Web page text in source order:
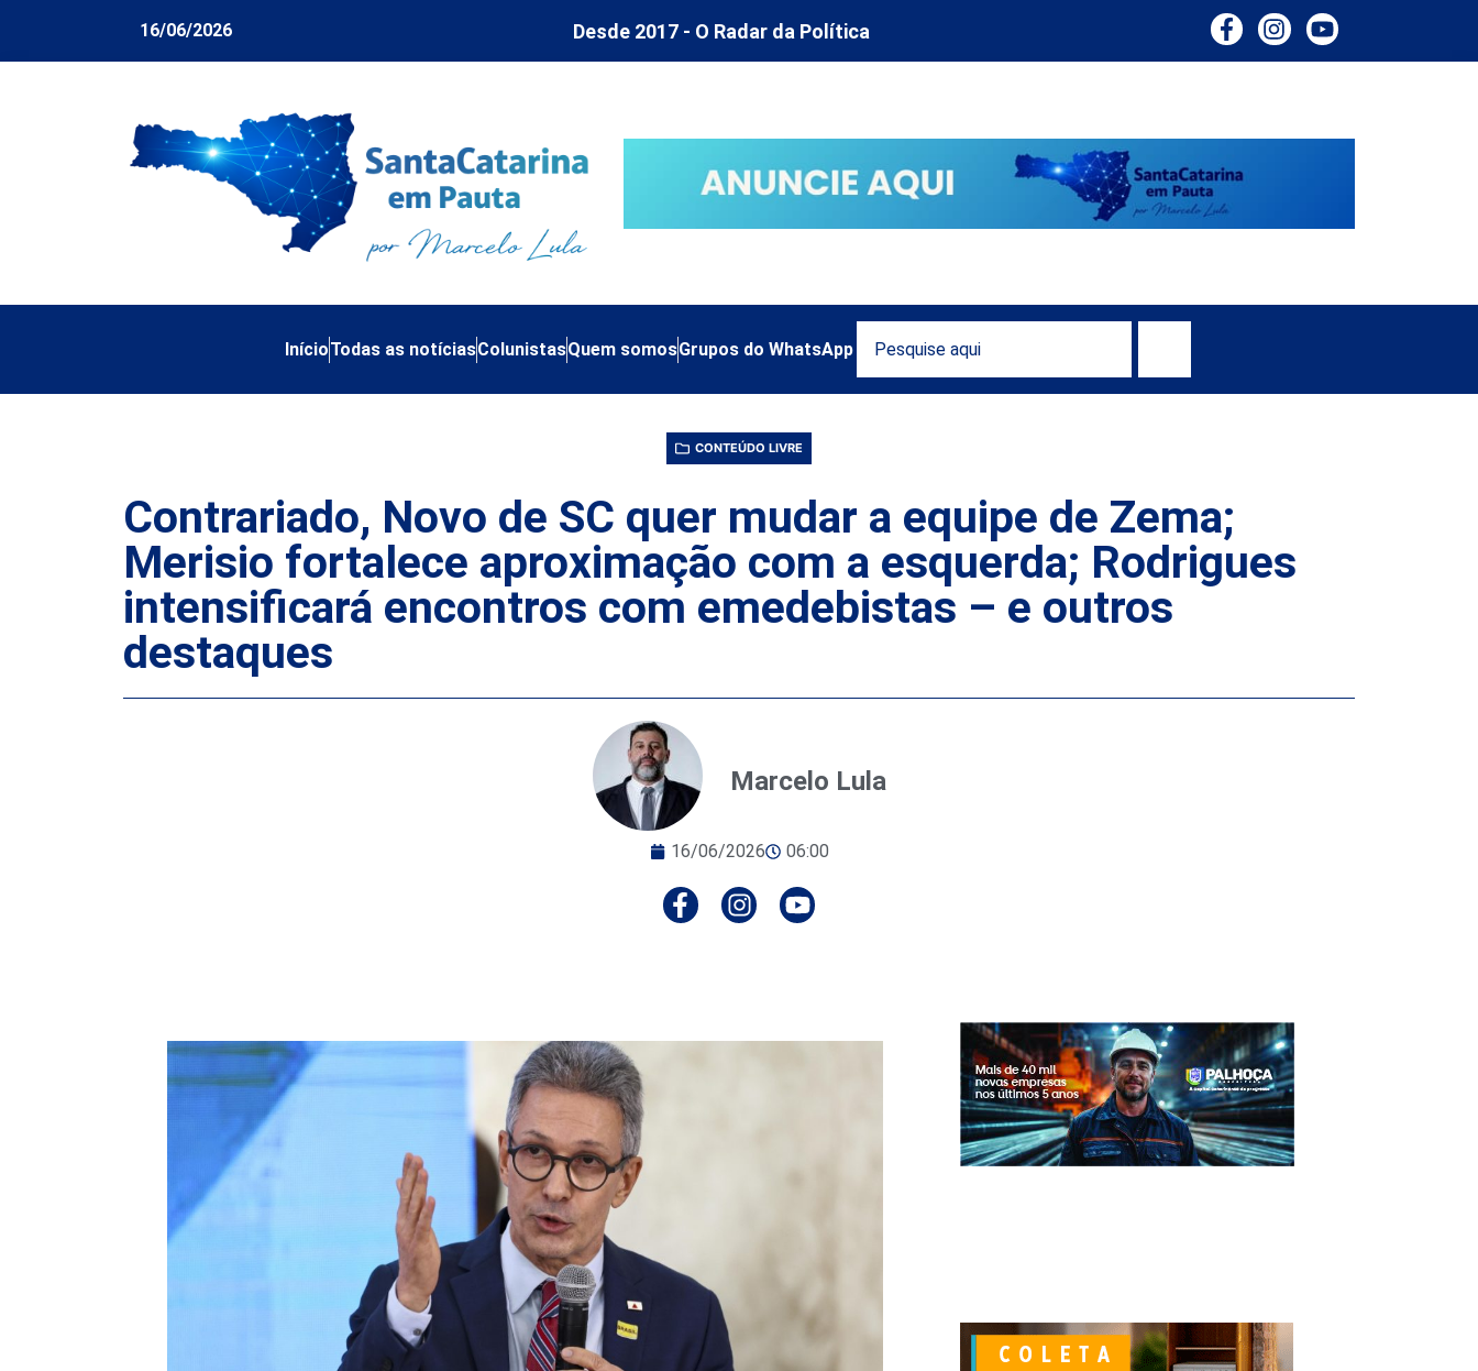
16/06/2026 Desde 2017 - O Radar da Política
InícioTodas as notíciasColunistasQuem somosGrupos do WhatsApp
CONTEÚDO LIVRE
Contrariado, Novo de SC quer mudar a equipe de Zema;
Merisio fortalece aproximação com a esquerda; Rodrigues
intensificará encontros com emedebistas – e outros
destaques
Marcelo Lula
16/06/2026 06:00